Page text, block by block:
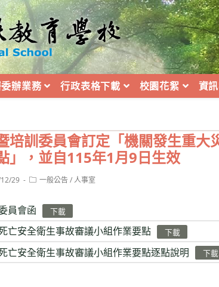
委辦業務 行政表格下載 校園花絮 資
培訓委員會訂定「機關發生重大
」，並自115年1月9日生效
29
Post一般公告 / 人事室
員會函 下載
亡安全衛生事故審議小組作業要點 下載
亡安全衛生事故審議小組作業要點逐點說明 下載